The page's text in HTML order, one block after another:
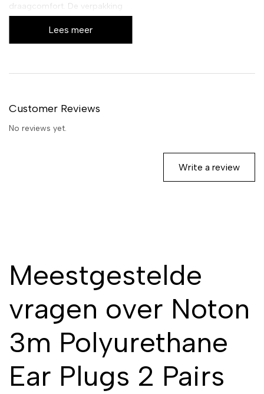
draagcomfort. De verpakking
bevat 2 paar oordoppen, wat
zorgt voor een langdurige
voorraad. Perfect voor gebruik
luide evenementen.
Lees meer
Customer Reviews
No reviews yet.
Write a review
Meestgestelde
vragen over Noton
3m Polyurethane
Ear Plugs 2 Pairs